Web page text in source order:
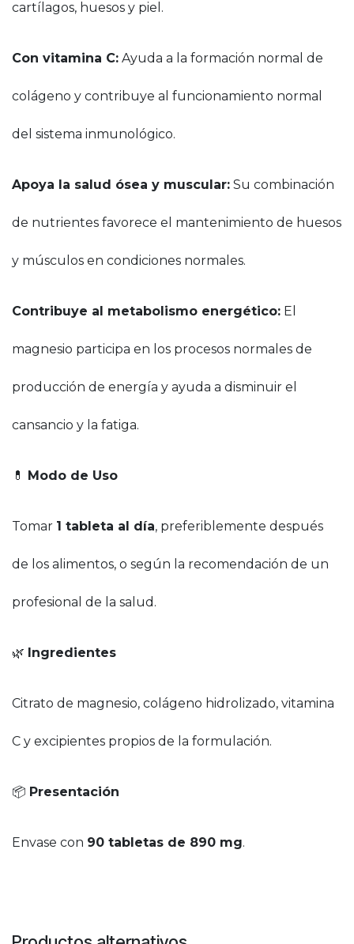
cartílagos, huesos y piel.
Con vitamina C: Ayuda a la formación normal de
colágeno y contribuye al funcionamiento normal
del sistema inmunológico.
Apoya la salud ósea y muscular: Su combinación
de nutrientes favorece el mantenimiento de huesos
y músculos en condiciones normales.
Contribuye al metabolismo energético: El
magnesio participa en los procesos normales de
producción de energía y ayuda a disminuir el
cansancio y la fatiga.
💊 Modo de Uso
Tomar 1 tableta al día, preferiblemente después
de los alimentos, o según la recomendación de un
profesional de la salud.
🌿 Ingredientes
Citrato de magnesio, colágeno hidrolizado, vitamina
C y excipientes propios de la formulación.
📦 Presentación
Envase con 90 tabletas de 890 mg.